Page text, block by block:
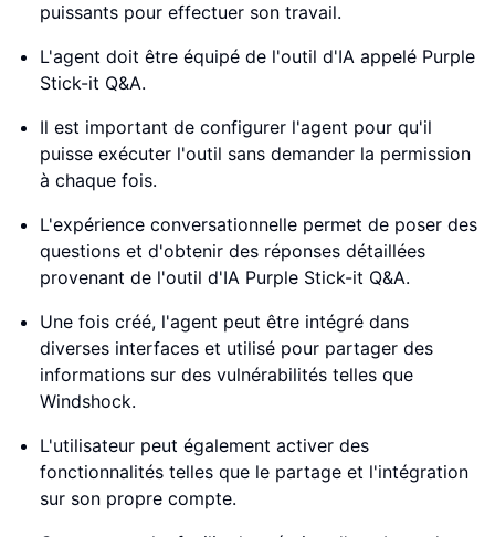
puissants pour effectuer son travail.
L'agent doit être équipé de l'outil d'IA appelé Purple
Stick-it Q&A.
Il est important de configurer l'agent pour qu'il
puisse exécuter l'outil sans demander la permission
à chaque fois.
L'expérience conversationnelle permet de poser des
questions et d'obtenir des réponses détaillées
provenant de l'outil d'IA Purple Stick-it Q&A.
Une fois créé, l'agent peut être intégré dans
diverses interfaces et utilisé pour partager des
informations sur des vulnérabilités telles que
Windshock.
L'utilisateur peut également activer des
fonctionnalités telles que le partage et l'intégration
sur son propre compte.